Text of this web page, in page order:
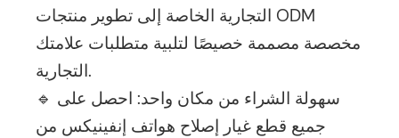
التجارية الخاصة إلى تطوير منتجات ODM
مخصصة مصممة خصيصًا لتلبية متطلبات علامتك
التجارية.
🔹 سهولة الشراء من مكان واحد: احصل على
جميع قطع غيار إصلاح هواتف إنفينيكس من